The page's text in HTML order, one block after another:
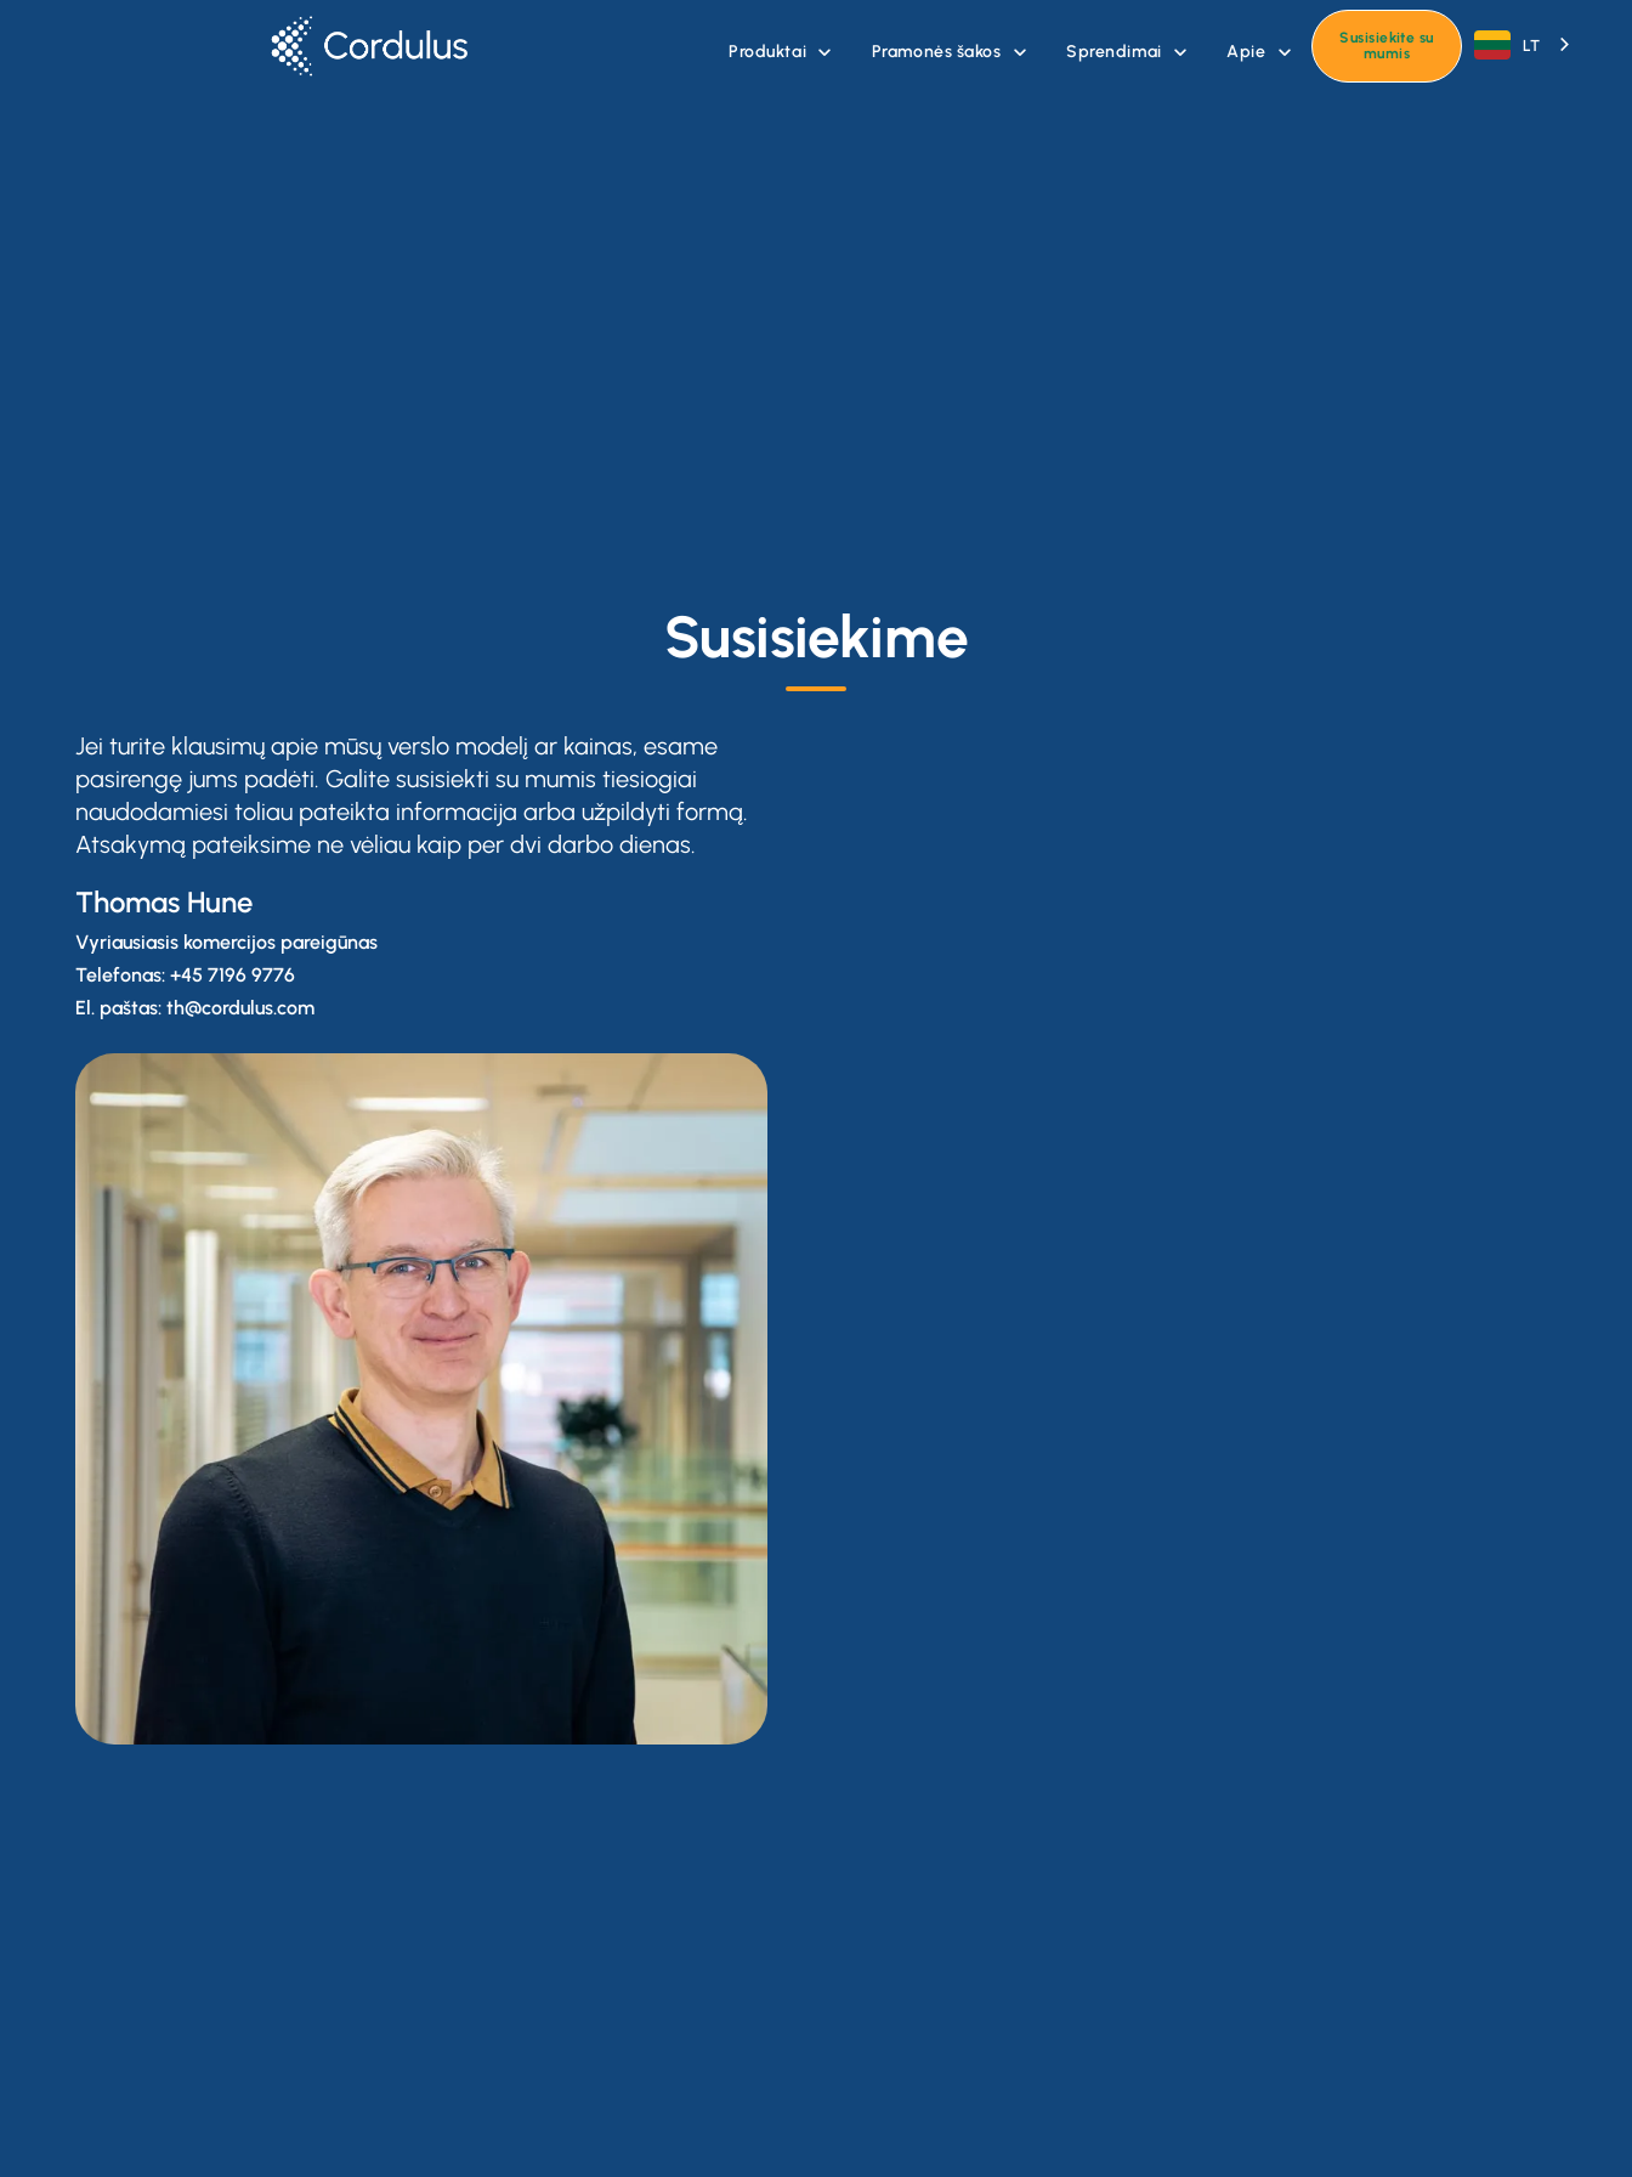
Produktai  Pramonės šakos  Sprendimai  Apie 
Susisiekite su
mumis
LT
Susisiekime
Jei turite klausimų apie mūsų verslo modelį ar kainas, esame
pasirengę jums padėti. Galite susisiekti su mumis tiesiogiai
naudodamiesi toliau pateikta informacija arba užpildyti formą.
Atsakymą pateiksime ne vėliau kaip per dvi darbo dienas.
Thomas Hune
Vyriausiasis komercijos pareigūnas
Telefonas: +45 7196 9776
El. paštas: th@cordulus.com